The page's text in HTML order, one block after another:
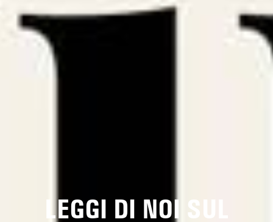
LEGGI DI NOI SUL